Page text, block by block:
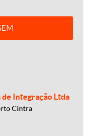
Integração Ltda
Cintra